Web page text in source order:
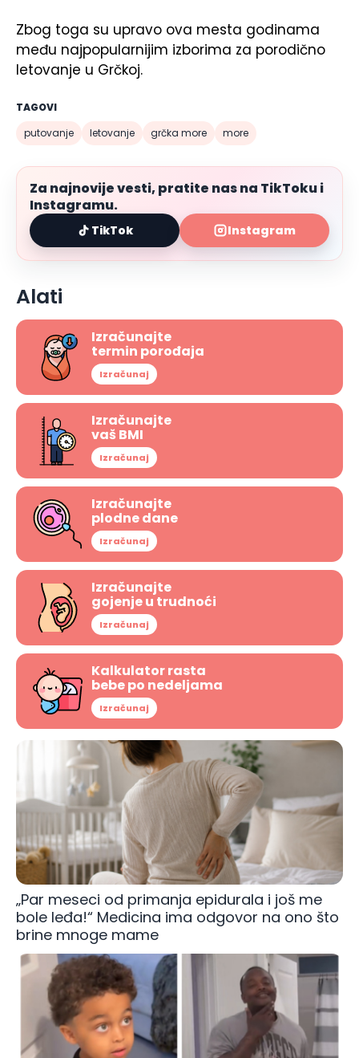
Zbog toga su upravo ova mesta godinama
među najpopularnijim izborima za porodično
letovanje u Grčkoj.
TAGOVI
putovanje
letovanje grčka more more
Za najnovije vesti, pratite nas na TikToku i
Instagramu.
TikTok Instagram
Alati
Izračunajte
termin porođaja
Izračunaj
Izračunajte
vaš BMI
Izračunaj
Izračunajte
plodne dane
Izračunaj
Izračunajte
gojenje u trudnoći
Izračunaj
Kalkulator rasta
bebe po nedeljama
Izračunaj
„Par meseci od primanja epidurala i još me
bole leđa!“ Medicina ima odgovor na ono što
brine mnoge mame